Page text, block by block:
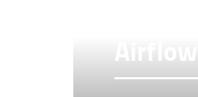
Airflow